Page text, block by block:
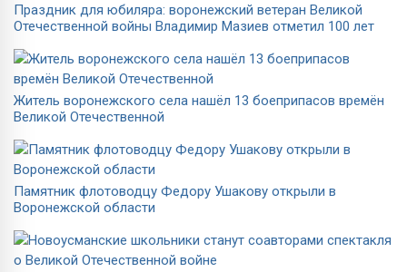
Праздник для юбиляра: воронежский ветеран Великой
Отечественной войны Владимир Мазиев отметил 100 лет
Житель воронежского села нашёл 13 боеприпасов времён
Великой Отечественной
Памятник флотоводцу Федору Ушакову открыли в
Воронежской области